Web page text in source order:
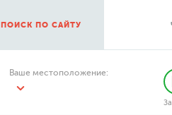
ПОИСК ПО САЙТУ
Ваше местоположение: